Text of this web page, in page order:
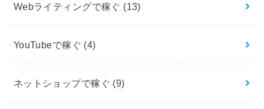
Webライティングで稼ぐ (13)
YouTubeで稼ぐ (4)
ネットショップで稼ぐ (9)